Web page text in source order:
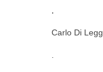
.
Carlo Di